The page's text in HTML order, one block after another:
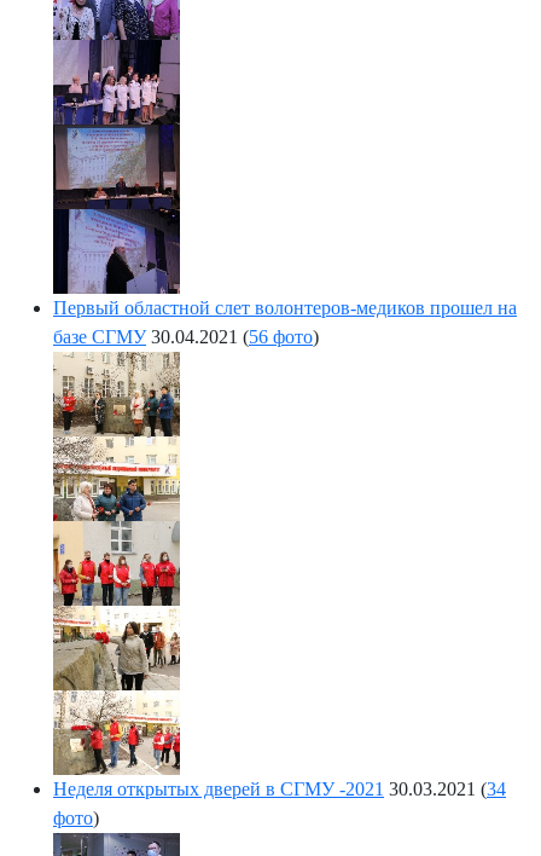
Первый областной слет волонтеров-медиков прошел на
базе СГМУ 30.04.2021 (56 фото)
Неделя открытых дверей в СГМУ -2021 30.03.2021 (34
фото)